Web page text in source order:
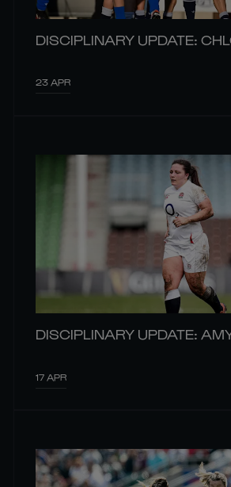
DISCIPLINARY UPDATE:
23 APR
DISCIPLINARY UPDATE:
17 APR